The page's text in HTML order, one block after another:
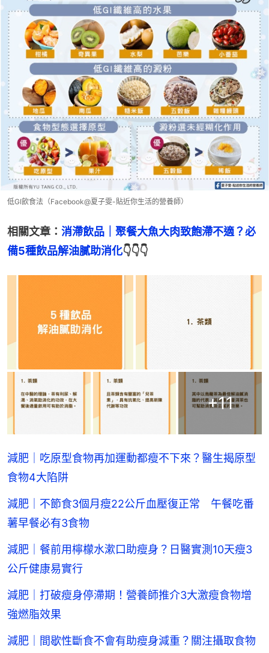
低GI飲食法（Facebook@夏子雯-貼近你生活的營養師）
相關文章： 消滯飲品｜聚餐大魚大肉致飽滯不適？必
備5種飲品解油膩助消化👇👇👇
+11
減肥｜吃原型食物再加運動都瘦不下來？醫生揭原型
食物4大陷阱
減肥｜不節食3個月瘦22公斤血壓復正常 午餐吃番
薯早餐必有3食物
減肥｜餐前用檸檬水漱口助瘦身？日醫實測10天瘦3
公斤健康易實行
減肥｜打破瘦身停滯期！營養師推介3大激瘦食物增
強燃脂效果
減肥｜間歇性斷食不會有助瘦身減重？關注攝取食物